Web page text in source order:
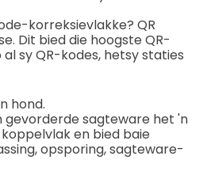
korreksievlakke? QR
Dit bied die hoogste QR-
sy QR-kodes, hetsy staties
hond.
gevorderde sagteware het 'n
en bied baie
opsporing, sagteware-